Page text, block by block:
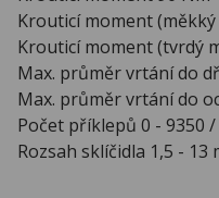
Krouticí moment
Krouticí moment (tvrdý
Max. průměr vrtání do
Max. průměr vrtání do
Počet příklepů 0 - 9350
Rozsah sklíčidla 1,5 - 13